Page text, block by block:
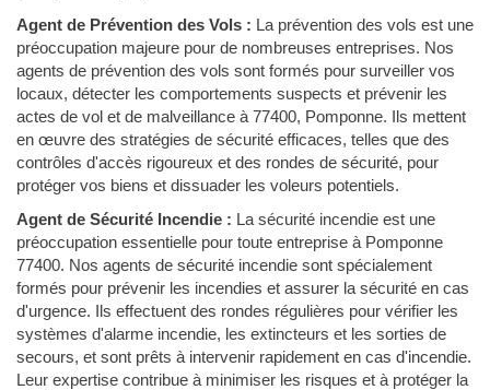
Agent de Prévention des Vols : La prévention des vols est une
préoccupation majeure pour de nombreuses entreprises. Nos
agents de prévention des vols sont formés pour surveiller vos
locaux, détecter les comportements suspects et prévenir les
actes de vol et de malveillance à 77400, Pomponne. Ils mettent
en œuvre des stratégies de sécurité efficaces, telles que des
contrôles d'accès rigoureux et des rondes de sécurité, pour
protéger vos biens et dissuader les voleurs potentiels.
Agent de Sécurité Incendie : La sécurité incendie est une
préoccupation essentielle pour toute entreprise à Pomponne
77400. Nos agents de sécurité incendie sont spécialement
formés pour prévenir les incendies et assurer la sécurité en cas
d'urgence. Ils effectuent des rondes régulières pour vérifier les
systèmes d'alarme incendie, les extincteurs et les sorties de
secours, et sont prêts à intervenir rapidement en cas d'incendie.
Leur expertise contribue à minimiser les risques et à protéger la